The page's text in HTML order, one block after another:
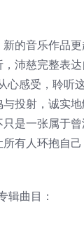
的音乐作品
沛慈完整表达
心感受，聆听
投射，诚实
是一张属于
有人环抱自
辑曲目：